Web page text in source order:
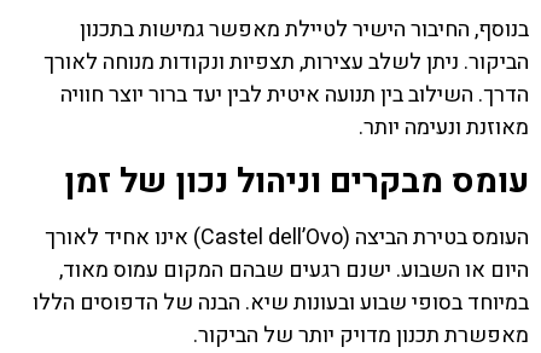
בנוסף, החיבור הישיר לטיילת מאפשר גמישות בתכנון
הביקור. ניתן לשלב עצירות, תצפיות ונקודות מנוחה לאורך
הדרך. השילוב בין תנועה איטית לבין יעד ברור יוצר חוויה
מאוזנת ונעימה יותר.
עומס מבקרים וניהול נכון של זמן
העומס בטירת הביצה (Castel dell’Ovo) אינו אחיד לאורך
היום או השבוע. ישנם רגעים שבהם המקום עמוס מאוד,
במיוחד בסופי שבוע ובעונות שיא. הבנה של הדפוסים הללו
מאפשרת תכנון מדויק יותר של הביקור.